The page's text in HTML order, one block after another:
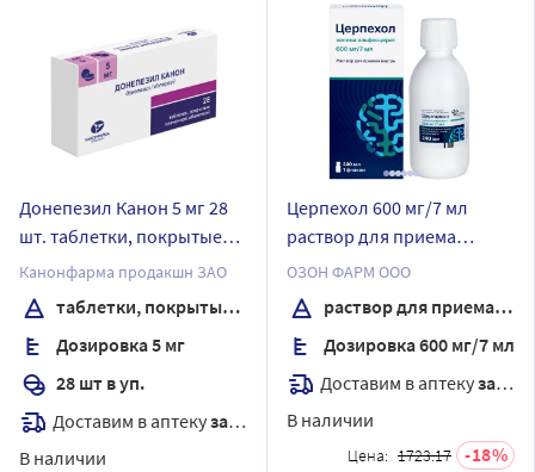
Донепезил Канон 5 мг 28
шт. таблетки, покрытые
пленочной оболочкой
Канонфарма продакшн ЗАО
таблетки, покрытые пленочной оболочкой
Дозировка 5 мг
28 шт в уп.
Доставим в аптекузавтра
В наличии
Церпехол 600 мг/7 мл
раствор для приема
внутрь 240 мл флакон
ОЗОН ФАРМ ООО
раствор для приема внутрь
Дозировка 600 мг/7 мл
Доставим в аптекузавтра
В наличии
Цена: 1723.17 18